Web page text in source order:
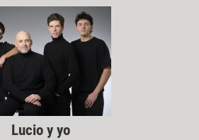
Lucio y yo